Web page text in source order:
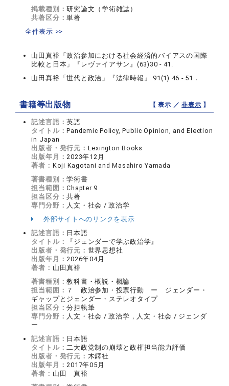
掲載種別：研究論文（学術雑誌）
共著区分：単著
全件表示 >>
山田真裕「政治参加における社会経済的バイアスの国際
比較と日本」『レヴァイアサン』(63)30 - 41.
山田真裕「世代と政治」『法律時報』 91(1) 46 - 51．
書籍等出版物 【 表示 ／非表示 】
記述言語：英語
タイトル：Pandemic Policy, Public Opinion, and Election
in Japan
出版者・発行元： Lexington Books
出版年月：2023年12月
著者： Koji Kagotani and Masahiro Yamada
著書種別：学術書
担当範囲：Chapter 9
担当区分：共著
専門分野： 人文・社会 / 政治学
外部サイトへのリンクを表示
記述言語： 日本語
タイトル：
『ジェンダーで学ぶ政治学』
出版者・発行元： 世界思想社
出版年月：2026年04月
著者： 山田真裕
著書種別：教科書・概説・概論
担当範囲： ７ 政治参加・投票行動 ー ジェンダー・
ギャップとジェンダー・ステレオタイプ
担当区分：分担執筆
専門分野： 人文・社会 / 政治学，人文・社会 / ジェンダ
ー
記述言語： 日本語
タイトル：二大政党制の崩壊と政権担当能力評価
出版者・発行元： 木鐸社
出版年月：2017年05月
著者： 山田 真裕